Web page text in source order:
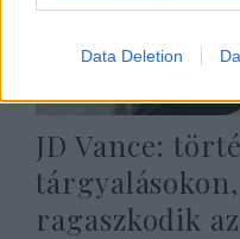
Data Deletion
JD Vance:
ragaszkodik